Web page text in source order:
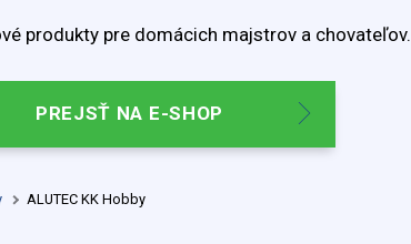
produkty pre domácich majstrov a chovateľov.
PREJSŤ NA E-SHOP
ALUTEC KK Hobby